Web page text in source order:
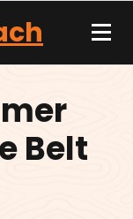
Belt